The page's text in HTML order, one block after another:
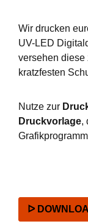
Wir drucken
UV-LED
versehen diese
kratzfesten
Nutze zur
Druckvorlage,
ᐅ